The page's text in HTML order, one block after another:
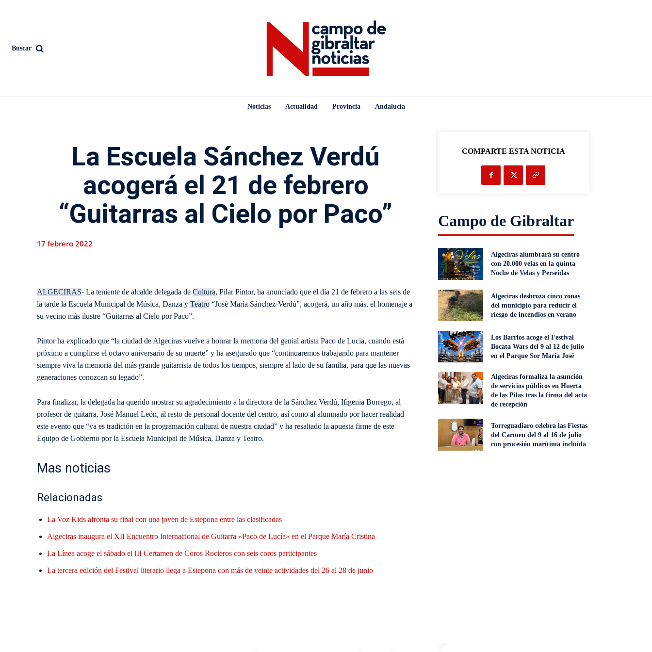
Buscar
Noticias Actualidad Provincia Andalucía
La Escuela Sánchez Verdú
acogerá el 21 de febrero
“Guitarras al Cielo por Paco”
17 febrero 2022
ALGECIRAS- La teniente de alcalde delegada de Cultura, Pilar Pintor, ha anunciado que el día 21 de febrero a las seis de
la tarde la Escuela Municipal de Música, Danza y Teatro “José María Sánchez-Verdú”, acogerá, un año más, el homenaje a
su vecino más ilustre “Guitarras al Cielo por Paco”.
Pintor ha explicado que “la ciudad de Algeciras vuelve a honrar la memoria del genial artista Paco de Lucía, cuando está
próximo a cumplirse el octavo aniversario de su muerte” y ha asegurado que “continuaremos trabajando para mantener
siempre viva la memoria del más grande guitarrista de todos los tiempos, siempre al lado de su familia, para que las nuevas
generaciones conozcan su legado”.
Para finalizar, la delegada ha querido mostrar su agradecimiento a la directora de la Sánchez Verdú, Ifigenia Borrego, al
profesor de guitarra, José Manuel León, al resto de personal docente del centro, así como al alumnado por hacer realidad
este evento que “ya es tradición en la programación cultural de nuestra ciudad” y ha resaltado la apuesta firme de este
Equipo de Gobierno por la Escuela Municipal de Música, Danza y Teatro.
Mas noticias
Relacionadas
La Voz Kids afronta su final con una joven de Estepona entre las clasificadas
Algeciras inaugura el XII Encuentro Internacional de Guitarra «Paco de Lucía» en el Parque María Cristina
La Línea acoge el sábado el III Certamen de Coros Rocieros con seis coros participantes
La tercera edición del Festival literario llega a Estepona con más de veinte actividades del 26 al 28 de junio
COMPARTE ESTA NOTICIA
Campo de Gibraltar
Algeciras alumbrará su centro
con 20.000 velas en la quinta
Noche de Velas y Perseidas
Algeciras desbroza cinco zonas
del municipio para reducir el
riesgo de incendios en verano
Los Barrios acoge el Festival
Bocata Wars del 9 al 12 de julio
en el Parque Sor María José
Algeciras formaliza la asunción
de servicios públicos en Huerta
de las Pilas tras la firma del acta
de recepción
Torreguadiaro celebra las Fiestas
del Carmen del 9 al 16 de julio
con procesión marítima incluida